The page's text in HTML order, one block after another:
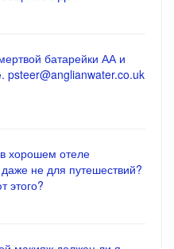
батарейки АА и
psteer@anglianwater.co.uk
хорошем отеле
не для путешествий?
этого?